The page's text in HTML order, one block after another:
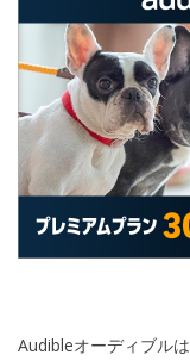
Audibleオーディブル